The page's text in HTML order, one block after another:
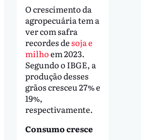
O crescimento da
agropecuária tem a
ver com safra
recordes de soja e
milhoem 2023.
Segundo o IBGE, a
produção desses
grãos cresceu 27% e
19%,
respectivamente.
Consumo cresce